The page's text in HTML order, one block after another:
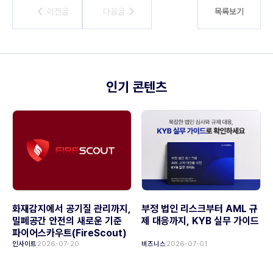
이전글
이전글 다음글
다음글 목록보기
인기 콘텐츠
화재감지에서 공기질 관리까지,
밀폐공간 안전의 새로운 기준
파이어스카우트(FireScout)
인사이트 2026-07-20
부정 법인 리스크부터 AML 규
제 대응까지, KYB 실무 가이드
비즈니스 2026-07-01